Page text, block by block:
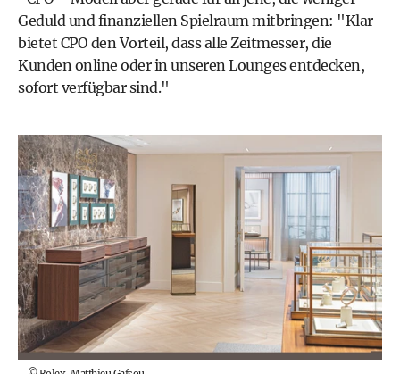
Geduld und finanziellen Spielraum mitbringen: "Klar
bietet CPO den Vorteil, dass alle Zeitmesser, die
Kunden online oder in unseren Lounges entdecken,
sofort verfügbar sind."